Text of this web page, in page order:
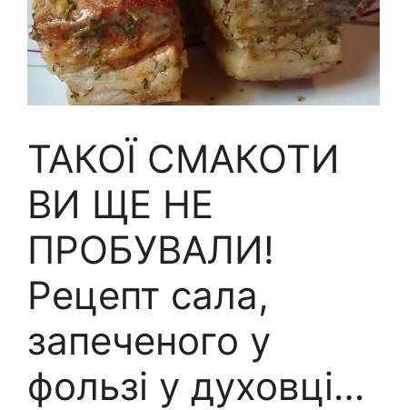
ТАКОЇ СМАКОТИ
ВИ ЩЕ НЕ
ПРОБУВАЛИ!
Рецепт сала,
запеченого у
фользі у духовці…